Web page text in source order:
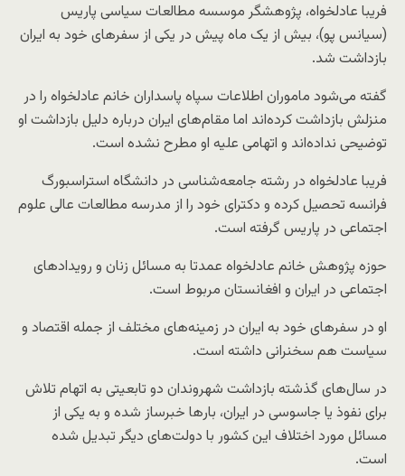
فریبا عادلخواه، پژوهشگر موسسه مطالعات سیاسی پاریس
(سیانس پو)، بیش از یک ماه پیش در یکی از سفرهای خود به ایران
بازداشت شد.
گفته می‌شود ماموران اطلاعات سپاه پاسداران خانم عادلخواه را در
منزلش بازداشت کرده‌اند اما مقام‌های ایران درباره دلیل بازداشت او
توضیحی نداده‌اند و اتهامی علیه او مطرح نشده است.
فریبا عادلخواه در رشته جامعه‌شناسی در دانشگاه استراسبورگ
فرانسه تحصیل کرده و دکترای خود را از مدرسه مطالعات عالی علوم
اجتماعی در پاریس گرفته است.
حوزه پژوهش خانم عادلخواه عمدتا به مسائل زنان و رویدادهای
اجتماعی در ایران و افغانستان مربوط است.
او در سفرهای خود به ایران در زمینه‌‎های مختلف از جمله اقتصاد و
سیاست هم سخنرانی داشته است.
در سال‌های گذشته بازداشت شهروندان دو تابعیتی به اتهام تلاش
برای نفوذ یا جاسوسی در ایران، بارها خبرساز شده و به یکی از
مسائل مورد اختلاف این کشور با دولت‌های دیگر تبدیل شده
است.